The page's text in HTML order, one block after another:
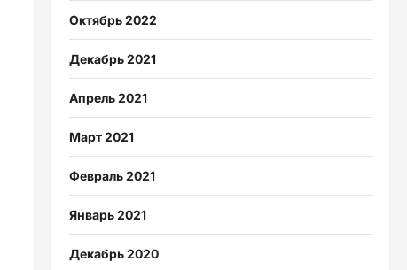
Октябрь 2022
Декабрь 2021
Апрель 2021
Март 2021
Февраль 2021
Январь 2021
Декабрь 2020